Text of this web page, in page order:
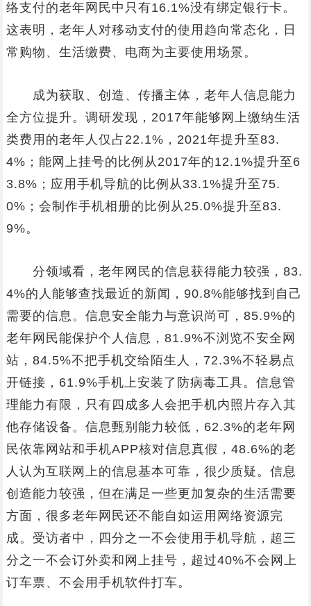
络支付的老年网民中只有16.1%没有绑定银行卡。
这表明，老年人对移动支付的使用趋向常态化，日
常购物、生活缴费、电商为主要使用场景。
成为获取、创造、传播主体，老年人信息能力
全方位提升。调研发现，2017年能够网上缴纳生活
类费用的老年人仅占22.1%，2021年提升至83.
4%；能网上挂号的比例从2017年的12.1%提升至6
3.8%；应用手机导航的比例从33.1%提升至75.
0%；会制作手机相册的比例从25.0%提升至83.
9%。
分领域看，老年网民的信息获得能力较强，83.
4%的人能够查找最近的新闻，90.8%能够找到自己
需要的信息。信息安全能力与意识尚可，85.9%的
老年网民能保护个人信息，81.9%不浏览不安全网
站，84.5%不把手机交给陌生人，72.3%不轻易点
开链接，61.9%手机上安装了防病毒工具。信息管
理能力有限，只有四成多人会把手机内照片存入其
他存储设备。信息甄别能力较低，62.3%的老年网
民依靠网站和手机APP核对信息真假，48.6%的老
人认为互联网上的信息基本可靠，很少质疑。信息
创造能力较强，但在满足一些更加复杂的生活需要
方面，很多老年网民还不能自如运用网络资源完
成。受访者中，四分之一不会使用手机导航，超三
分之一不会订外卖和网上挂号，超过40%不会网上
订车票、不会用手机软件打车。